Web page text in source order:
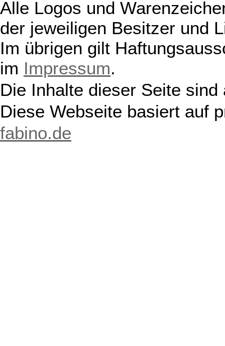
Alle Logos und
der jeweiligen Besitzer und
Im übrigen gilt
im Impressum.
Die Inhalte dieser Seite
Diese Webseite basiert auf
fabino.de